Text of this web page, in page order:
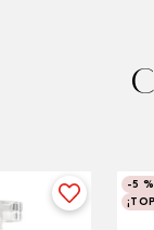
-5 %